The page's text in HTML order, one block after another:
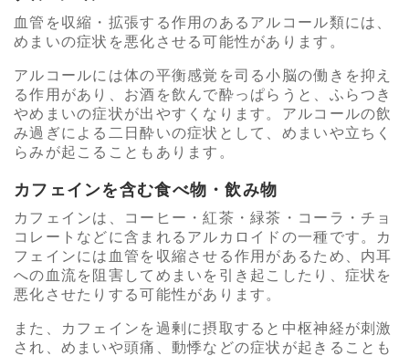
血管を収縮・拡張する作用のあるアルコール類には、
めまいの症状を悪化させる可能性があります。
アルコールには体の平衡感覚を司る小脳の働きを抑え
る作用があり、お酒を飲んで酔っぱらうと、ふらつき
やめまいの症状が出やすくなります。アルコールの飲
み過ぎによる二日酔いの症状として、めまいや立ちく
らみが起こることもあります。
カフェインを含む食べ物・飲み物
カフェインは、コーヒー・紅茶・緑茶・コーラ・チョ
コレートなどに含まれるアルカロイドの一種です。カ
フェインには血管を収縮させる作用があるため、内耳
への血流を阻害してめまいを引き起こしたり、症状を
悪化させたりする可能性があります。
また、カフェインを過剰に摂取すると中枢神経が刺激
され、めまいや頭痛、動悸などの症状が起きることも